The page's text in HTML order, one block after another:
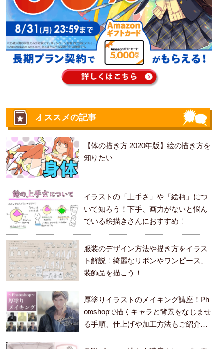
オススメの記事
【体の描き方 2020年版】絵の描き方を
知りたい
イラストの「上手さ」や「絵柄」につ
いて知ろう！下手、画力がないと悩ん
でいる絵描きさんにおすすめ！
服装のデザイン方法や描き方をイラス
ト解説！綺麗なリボンやワンピース、
装飾品を描こう！
厚塗りイラストのメイキング講座！Ph
otoshopで描くキャラと背景をなじませ
る手順、仕上げや加工方法もご紹介し
ます。